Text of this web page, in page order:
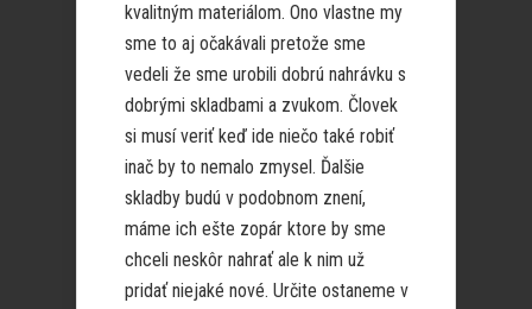
kvalitným materiálom. Ono vlastne my
sme to aj očakávali pretože sme
vedeli že sme urobili dobrú nahrávku s
dobrými skladbami a zvukom. Človek
si musí veriť keď ide niečo také robiť
inač by to nemalo zmysel. Ďalšie
skladby budú v podobnom znení,
máme ich ešte zopár ktore by sme
chceli neskôr nahrať ale k nim už
pridať niejaké nové. Určite ostaneme v